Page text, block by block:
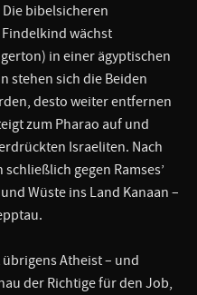
bibelsicheren
wächst
in einer ägyptischen
stehen sich die Beiden
desto weiter entfernen
zum Pharao auf und
Israeliten. Nach
gegen Ramses’
Wüste ins Land Kanaan –
Atheist – und
der Richtige für den Job,